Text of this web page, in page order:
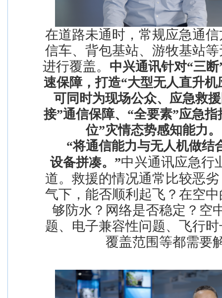
在道路未通时，常规应急通
信车、背包基站、游牧基站
进行覆盖。 中兴通讯针对“三
速保障，打造“大型无人直升
可同时为现场公众、应急救
接”通信保障、“全要素”应急
位”灾情态势感
“将通信能力与无人机做结
设备拼凑。 ”中兴通讯应急行
道。救援的情况通常比较恶
气下，能否顺利起飞？在空
够防水？网络是否稳定？空
题、电子兼容性问题、飞行
覆盖范围等都需要